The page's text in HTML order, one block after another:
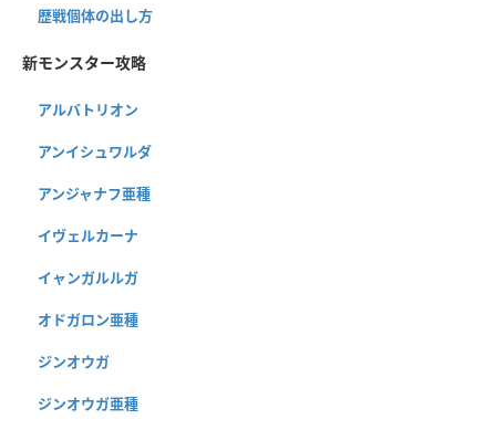
歴戦個体の出し方
新モンスター攻略
アルバトリオン
アンイシュワルダ
アンジャナフ亜種
イヴェルカーナ
イャンガルルガ
オドガロン亜種
ジンオウガ
ジンオウガ亜種